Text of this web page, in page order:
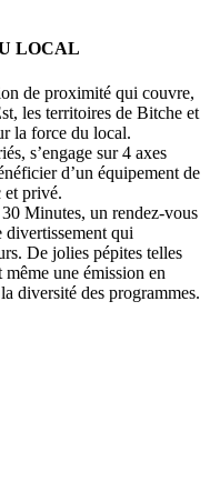
LOCAL
de proximité qui couvre,
les territoires de Bitche et
la force du local.
s’engage sur 4 axes
d’un équipement de
et privé.
Minutes, un rendez-vous
qui
De jolies pépites telles
une émission en
diversité des programmes.